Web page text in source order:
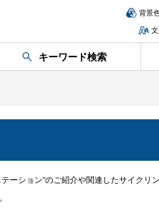
背景
キーワード検索
ション”のご紹介や関連したサイクリ